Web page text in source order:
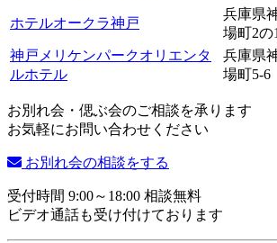
ホテルオークラ神戸
兵庫県
場町2の1
神戸メリケンパークオリエンタ
ルホテル
兵庫県
場町5-6
お別れ会・偲ぶ会のご相談を承ります
お気軽にお問い合わせください
お別れ会の相談をする
受付時間 9:00～18:00 相談無料
ビデオ通話も受け付けております